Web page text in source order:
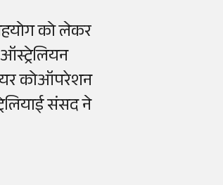
को लेकर
कोऑपरेशन
संसद ने